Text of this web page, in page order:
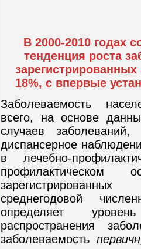
В 2000-2010 годах
тенденция роста
18%, с впервые
Заболеваемость
всего, на основе
случаев
диспансерное
в лечебно-
профилактическом
среднегодовой
определяет
распространения
заболеваемость